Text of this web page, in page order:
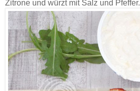
Zitrone und würzt mit Salz und Pfeffer.